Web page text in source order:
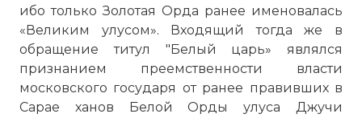
ибо только Золотая Орда ранее именовалась
«Великим улусом». Входящий тогда же в
обращение титул "Белый царь» являлся
признанием преемственности власти
московского государя от ранее правивших в
Сарае ханов Белой Орды улуса Джучи